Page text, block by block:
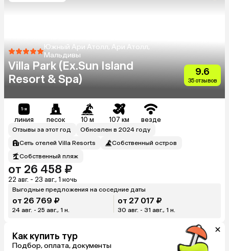
Южный Ари Атолл, Ари Атолл,
Мальдивы
Villa Park (Ex.Sun Island
Resort & Spa)
9.6
35 отзывов
линия песок 10 м 107 км везде
Отзывы за этот год
Обновлен в 2024 году
Сеть отелей Villa Resorts
Собственный остров
Собственный пляж
от 26 458 ₽
22 авг. - 23 авг., 1 ночь
Выгодные предложения на соседние даты
от 26 769 ₽
24 авг. - 25 авг., 1 н.
от 27 017 ₽
30 авг. - 31 авг., 1 н.
Как купить тур
Подбор, оплата, документы